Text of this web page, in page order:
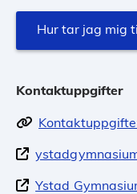
Hur tar jag mig
Kontaktuppgifter
Ystad